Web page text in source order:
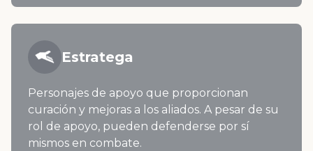
Estratega
Personajes de apoyo que proporcionan
curación y mejoras a los aliados. A pesar de su
rol de apoyo, pueden defenderse por sí
mismos en combate.